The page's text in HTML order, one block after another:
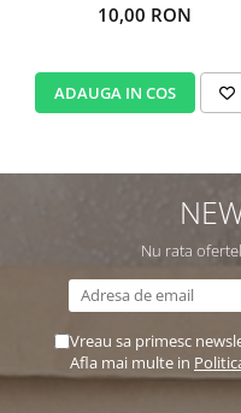
10,00 RON
ADAUGA IN COS
Nu rata
Vreau sa primesc
Afla mai multe in